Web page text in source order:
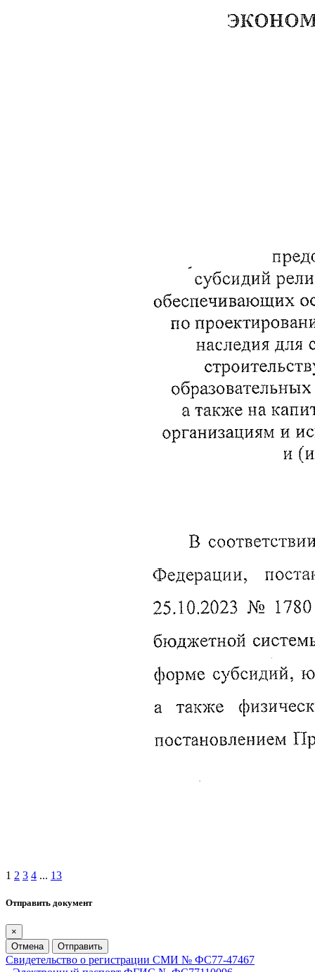
1 2 3 4 ... 13
Отправить документ
×
Отмена
Отправить
Свидетельство о регистрации СМИ № ФС77-47467